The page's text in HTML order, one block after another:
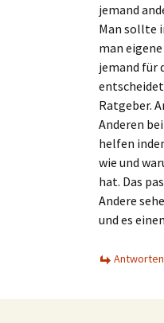
jemand
Man sollte
man
jemand für
Ratgeber.
Anderen
helfen
wie und
hat. Das
Andere
und es
Antworten